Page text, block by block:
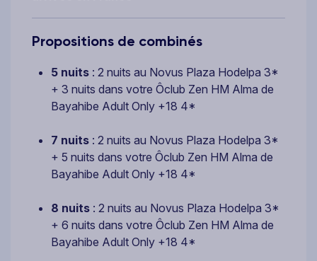
Propositions de combinés
5 nuits : 2 nuits au Novus Plaza Hodelpa 3*
+ 3 nuits dans votre Ôclub Zen HM Alma de
Bayahibe Adult Only +18 4*
7 nuits : 2 nuits au Novus Plaza Hodelpa 3*
+ 5 nuits dans votre Ôclub Zen HM Alma de
Bayahibe Adult Only +18 4*
8 nuits : 2 nuits au Novus Plaza Hodelpa 3*
+ 6 nuits dans votre Ôclub Zen HM Alma de
Bayahibe Adult Only +18 4*